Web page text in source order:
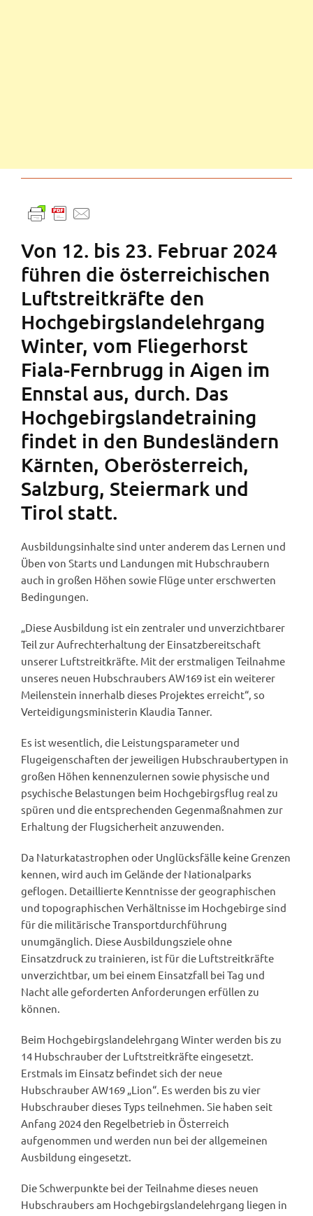
Von 12. bis 23. Februar 2024
führen die österreichischen
Luftstreitkräfte den
Hochgebirgslandelehrgang
Winter, vom Fliegerhorst
Fiala-Fernbrugg in Aigen im
Ennstal aus, durch. Das
Hochgebirgslandetraining
findet in den Bundesländern
Kärnten, Oberösterreich,
Salzburg, Steiermark und
Tirol statt.
Ausbildungsinhalte sind unter anderem das Lernen und
Üben von Starts und Landungen mit Hubschraubern
auch in großen Höhen sowie Flüge unter erschwerten
Bedingungen.
„Diese Ausbildung ist ein zentraler und unverzichtbarer
Teil zur Aufrechterhaltung der Einsatzbereitschaft
unserer Luftstreitkräfte. Mit der erstmaligen Teilnahme
unseres neuen Hubschraubers AW169 ist ein weiterer
Meilenstein innerhalb dieses Projektes erreicht“, so
Verteidigungsministerin Klaudia Tanner.
Es ist wesentlich, die Leistungsparameter und
Flugeigenschaften der jeweiligen Hubschraubertypen in
großen Höhen kennenzulernen sowie physische und
psychische Belastungen beim Hochgebirgsflug real zu
spüren und die entsprechenden Gegenmaßnahmen zur
Erhaltung der Flugsicherheit anzuwenden.
Da Naturkatastrophen oder Unglücksfälle keine Grenzen
kennen, wird auch im Gelände der Nationalparks
geflogen. Detaillierte Kenntnisse der geographischen
und topographischen Verhältnisse im Hochgebirge sind
für die militärische Transportdurchführung
unumgänglich. Diese Ausbildungsziele ohne
Einsatzdruck zu trainieren, ist für die Luftstreitkräfte
unverzichtbar, um bei einem Einsatzfall bei Tag und
Nacht alle geforderten Anforderungen erfüllen zu
können.
Beim Hochgebirgslandelehrgang Winter werden bis zu
14 Hubschrauber der Luftstreitkräfte eingesetzt.
Erstmals im Einsatz befindet sich der neue
Hubschrauber AW169 „Lion“. Es werden bis zu vier
Hubschrauber dieses Typs teilnehmen. Sie haben seit
Anfang 2024 den Regelbetrieb in Österreich
aufgenommen und werden nun bei der allgemeinen
Ausbildung eingesetzt.
Die Schwerpunkte bei der Teilnahme dieses neuen
Hubschraubers am Hochgebirgslandelehrgang liegen in